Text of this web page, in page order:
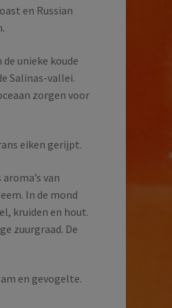
en Russian
unieke koude
Salinas-vallei.
zorgen voor
eiken gerijpt.
van
In de mond
kruiden en hout.
zuurgraad. De
en gevogelte.